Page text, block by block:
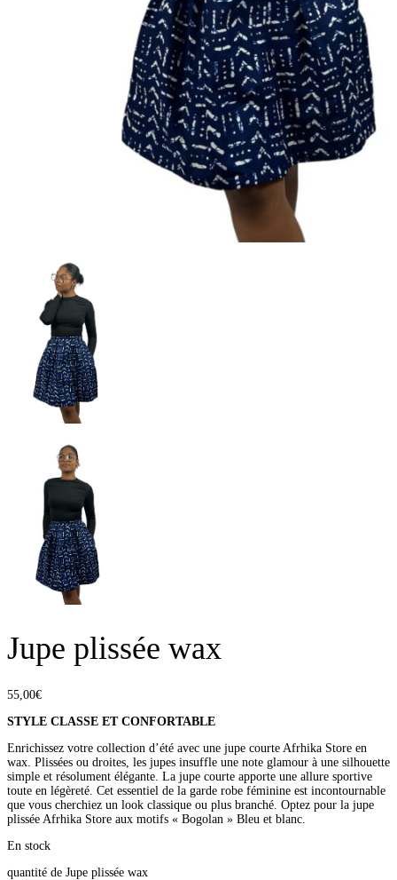
Jupe plissée wax
55,00€
STYLE CLASSE ET CONFORTABLE
Enrichissez votre collection d’été avec une jupe courte Afrhika Store en
wax. Plissées ou droites, les jupes insuffle une note glamour à une silhouette
simple et résolument élégante. La jupe courte apporte une allure sportive
toute en légèreté. Cet essentiel de la garde robe féminine est incontournable
que vous cherchiez un look classique ou plus branché. Optez pour la jupe
plissée Afrhika Store aux motifs « Bogolan » Bleu et blanc.
En stock
quantité de Jupe plissée wax